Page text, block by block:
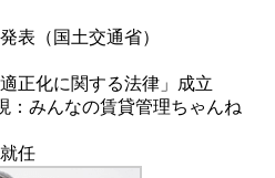
表（国土交通省）
正化に関する法律」成立
：みんなの賃貸管理ちゃんね
任